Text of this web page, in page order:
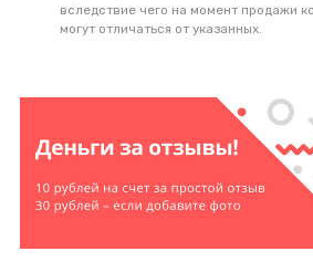
вследствие чего на момент продажи
могут отличаться от указанных.